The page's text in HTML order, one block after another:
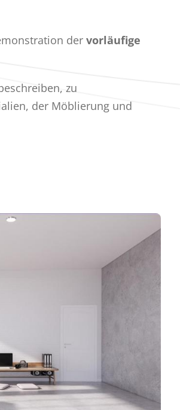
der vorläufige
zu
der Möblierung und